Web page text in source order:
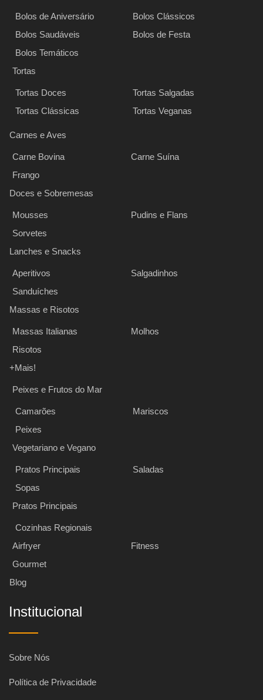
Bolos de Aniversário
Bolos Clássicos
Bolos Saudáveis
Bolos de Festa
Bolos Temáticos
Tortas
Tortas Doces
Tortas Salgadas
Tortas Clássicas
Tortas Veganas
Carnes e Aves
Carne Bovina
Carne Suína
Frango
Doces e Sobremesas
Mousses
Pudins e Flans
Sorvetes
Lanches e Snacks
Aperitivos
Salgadinhos
Sanduíches
Massas e Risotos
Massas Italianas
Molhos
Risotos
+Mais!
Peixes e Frutos do Mar
Camarões
Mariscos
Peixes
Vegetariano e Vegano
Pratos Principais
Saladas
Sopas
Pratos Principais
Cozinhas Regionais
Airfryer
Fitness
Gourmet
Blog
Institucional
Sobre Nós
Política de Privacidade